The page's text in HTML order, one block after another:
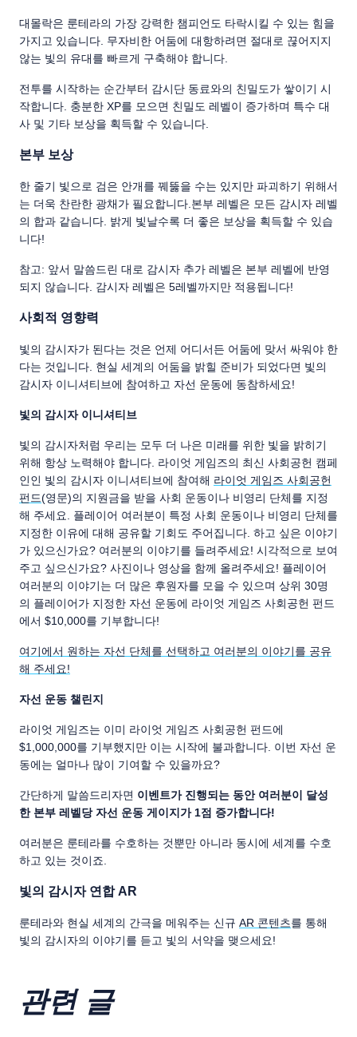
대몰락은 룬테라의 가장 강력한 챔피언도 타락시킬 수 있는 힘을
가지고 있습니다. 무자비한 어둠에 대항하려면 절대로 끊어지지
않는 빛의 유대를 빠르게 구축해야 합니다.
전투를 시작하는 순간부터 감시단 동료와의 친밀도가 쌓이기 시
작합니다. 충분한 XP를 모으면 친밀도 레벨이 증가하며 특수 대
사 및 기타 보상을 획득할 수 있습니다.
본부 보상
한 줄기 빛으로 검은 안개를 꿰뚫을 수는 있지만 파괴하기 위해서
는 더욱 찬란한 광채가 필요합니다.본부 레벨은 모든 감시자 레벨
의 합과 같습니다. 밝게 빛날수록 더 좋은 보상을 획득할 수 있습
니다!
참고: 앞서 말씀드린 대로 감시자 추가 레벨은 본부 레벨에 반영
되지 않습니다. 감시자 레벨은 5레벨까지만 적용됩니다!
사회적 영향력
빛의 감시자가 된다는 것은 언제 어디서든 어둠에 맞서 싸워야 한
다는 것입니다. 현실 세계의 어둠을 밝힐 준비가 되었다면 빛의
감시자 이니셔티브에 참여하고 자선 운동에 동참하세요!
빛의 감시자 이니셔티브
빛의 감시자처럼 우리는 모두 더 나은 미래를 위한 빛을 밝히기
위해 항상 노력해야 합니다. 라이엇 게임즈의 최신 사회공헌 캠페
인인 빛의 감시자 이니셔티브에 참여해 라이엇 게임즈 사회공헌
펀드(영문)의 지원금을 받을 사회 운동이나 비영리 단체를 지정
해 주세요. 플레이어 여러분이 특정 사회 운동이나 비영리 단체를
지정한 이유에 대해 공유할 기회도 주어집니다. 하고 싶은 이야기
가 있으신가요? 여러분의 이야기를 들려주세요! 시각적으로 보여
주고 싶으신가요? 사진이나 영상을 함께 올려주세요! 플레이어
여러분의 이야기는 더 많은 후원자를 모을 수 있으며 상위 30명
의 플레이어가 지정한 자선 운동에 라이엇 게임즈 사회공헌 펀드
에서 $10,000를 기부합니다!
여기에서 원하는 자선 단체를 선택하고 여러분의 이야기를 공유
해 주세요!
자선 운동 챌린지
라이엇 게임즈는 이미 라이엇 게임즈 사회공헌 펀드에
$1,000,000를 기부했지만 이는 시작에 불과합니다. 이번 자선 운
동에는 얼마나 많이 기여할 수 있을까요?
간단하게 말씀드리자면 이벤트가 진행되는 동안 여러분이 달성
한 본부 레벨당 자선 운동 게이지가 1점 증가합니다!
여러분은 룬테라를 수호하는 것뿐만 아니라 동시에 세계를 수호
하고 있는 것이죠.
빛의 감시자 연합 AR
룬테라와 현실 세계의 간극을 메워주는 신규 AR 콘텐츠를 통해
빛의 감시자의 이야기를 듣고 빛의 서약을 맺으세요!
관련 글